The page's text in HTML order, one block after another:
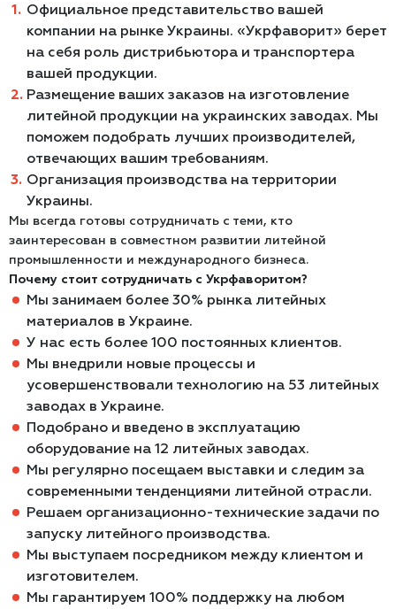
Официальное представительство вашей
компании на рынке Украины. «Укрфаворит» берет
на себя роль дистрибьютора и транспортера
вашей продукции.
Размещение ваших заказов на изготовление
литейной продукции на украинских заводах. Мы
поможем подобрать лучших производителей,
отвечающих вашим требованиям.
Организация производства на территории
Украины.
Мы всегда готовы сотрудничать с теми, кто
заинтересован в совместном развитии литейной
промышленности и международного бизнеса.
Почему стоит сотрудничать с Укрфаворитом?
Мы занимаем более 30% рынка литейных
материалов в Украине.
У нас есть более 100 постоянных клиентов.
Мы внедрили новые процессы и
усовершенствовали технологию на 53 литейных
заводах в Украине.
Подобрано и введено в эксплуатацию
оборудование на 12 литейных заводах.
Мы регулярно посещаем выставки и следим за
современными тенденциями литейной отрасли.
Решаем организационно-технические задачи по
запуску литейного производства.
Мы выступаем посредником между клиентом и
изготовителем.
Мы гарантируем 100% поддержку на любом